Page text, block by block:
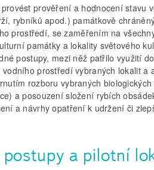
prověření a hodnocení stavu
rybníků apod.) památkově
prostředí, se zaměřením na
památky a lokality světového
postupy, mezi něž patřilo využití
prostředí vybraných lokalit a
rozboru vybraných
a posouzení složení rybích
a návrhy opatření k udržení či
a pilotní